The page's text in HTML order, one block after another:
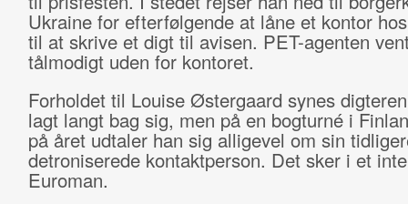
Ukraine for efterfølgende at låne et kontor
til at skrive et digt til avisen. PET-agenten
tålmodigt uden for kontoret.
Forholdet til Louise Østergaard synes
lagt langt bag sig, men på en bogturné i
på året udtaler han sig alligevel om sin
detroniserede kontaktperson. Det sker i et
Euroman.